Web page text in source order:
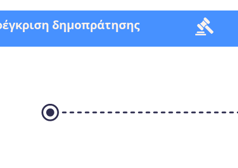
δημοπράτησης